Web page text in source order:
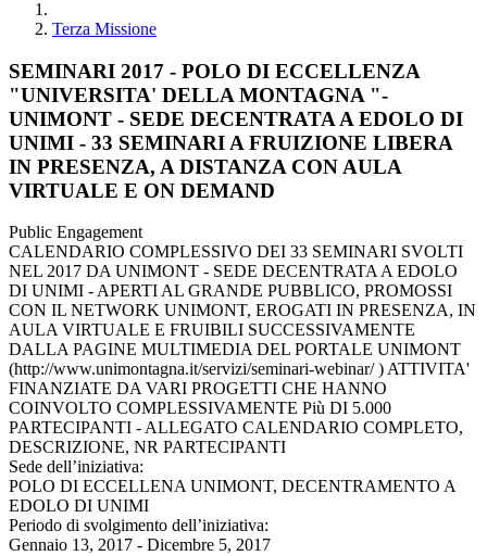
Terza Missione
SEMINARI 2017 - POLO DI ECCELLENZA
"UNIVERSITA' DELLA MONTAGNA "-
UNIMONT - SEDE DECENTRATA A EDOLO DI
UNIMI - 33 SEMINARI A FRUIZIONE LIBERA
IN PRESENZA, A DISTANZA CON AULA
VIRTUALE E ON DEMAND
Public Engagement
CALENDARIO COMPLESSIVO DEI 33 SEMINARI SVOLTI
NEL 2017 DA UNIMONT - SEDE DECENTRATA A EDOLO
DI UNIMI - APERTI AL GRANDE PUBBLICO, PROMOSSI
CON IL NETWORK UNIMONT, EROGATI IN PRESENZA, IN
AULA VIRTUALE E FRUIBILI SUCCESSIVAMENTE
DALLA PAGINE MULTIMEDIA DEL PORTALE UNIMONT
(http://www.unimontagna.it/servizi/seminari-webinar/ ) ATTIVITA'
FINANZIATE DA VARI PROGETTI CHE HANNO
COINVOLTO COMPLESSIVAMENTE Più DI 5.000
PARTECIPANTI - ALLEGATO CALENDARIO COMPLETO,
DESCRIZIONE, NR PARTECIPANTI
Sede dell’iniziativa:
POLO DI ECCELLENA UNIMONT, DECENTRAMENTO A
EDOLO DI UNIMI
Periodo di svolgimento dell’iniziativa:
Gennaio 13, 2017 - Dicembre 5, 2017